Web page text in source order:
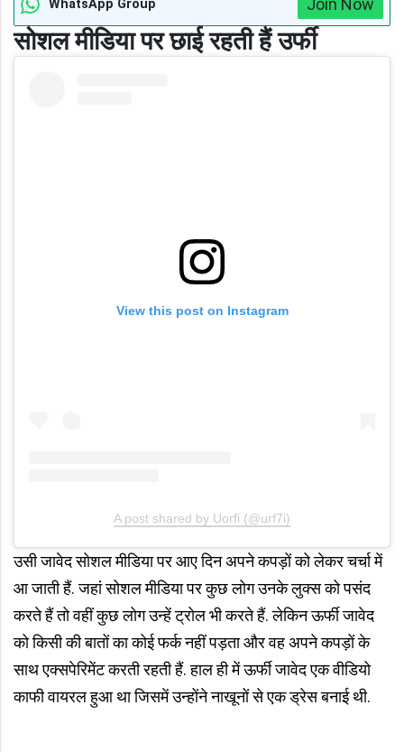
WhatsApp Group Join Now
सोशल मीडिया पर छाई रहती हैं उर्फी
View this post on Instagram
A post shared by Uorfi (@urf7i)
उसी जावेद सोशल मीडिया पर आए दिन अपने कपड़ों को लेकर चर्चा में
आ जाती हैं. जहां सोशल मीडिया पर कुछ लोग उनके लुक्स को पसंद
करते हैं तो वहीं कुछ लोग उन्हें ट्रोल भी करते हैं. लेकिन ऊर्फी जावेद
को किसी की बातों का कोई फर्क नहीं पड़ता और वह अपने कपड़ों के
साथ एक्सपेरिमेंट करती रहती हैं. हाल ही में ऊर्फी जावेद एक वीडियो
काफी वायरल हुआ था जिसमें उन्होंने नाखूनों से एक ड्रेस बनाई थी.